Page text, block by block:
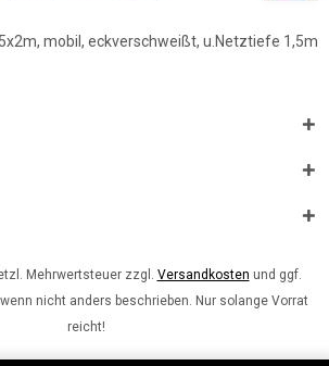
mobil, eckverschweißt, u.Netztiefe 1,5m
Mehrwertsteuer zzgl. Versandkosten und ggf.
nicht anders beschrieben. Nur solange Vorrat
reicht!